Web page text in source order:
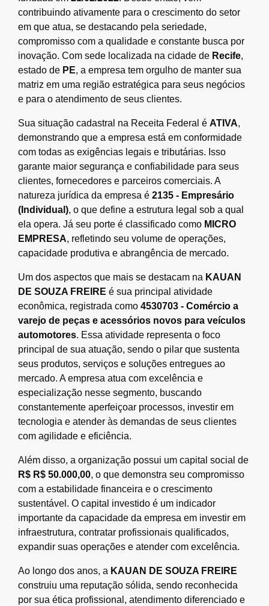
contribuindo ativamente para o crescimento do setor
em que atua, se destacando pela seriedade,
compromisso com a qualidade e constante busca por
inovação. Com sede localizada na cidade de Recife,
estado de PE, a empresa tem orgulho de manter sua
matriz em uma região estratégica para seus negócios
e para o atendimento de seus clientes.
Sua situação cadastral na Receita Federal é ATIVA,
demonstrando que a empresa está em conformidade
com todas as exigências legais e tributárias. Isso
garante maior segurança e confiabilidade para seus
clientes, fornecedores e parceiros comerciais. A
natureza jurídica da empresa é 2135 - Empresário
(Individual), o que define a estrutura legal sob a qual
ela opera. Já seu porte é classificado como MICRO
EMPRESA, refletindo seu volume de operações,
capacidade produtiva e abrangência de mercado.
Um dos aspectos que mais se destacam na KAUAN
DE SOUZA FREIRE é sua principal atividade
econômica, registrada como 4530703 - Comércio a
varejo de peças e acessórios novos para veículos
automotores. Essa atividade representa o foco
principal de sua atuação, sendo o pilar que sustenta
seus produtos, serviços e soluções entregues ao
mercado. A empresa atua com excelência e
especialização nesse segmento, buscando
constantemente aperfeiçoar processos, investir em
tecnologia e atender às demandas de seus clientes
com agilidade e eficiência.
Além disso, a organização possui um capital social de
R$ R$ 50.000,00, o que demonstra seu compromisso
com a estabilidade financeira e o crescimento
sustentável. O capital investido é um indicador
importante da capacidade da empresa em investir em
infraestrutura, contratar profissionais qualificados,
expandir suas operações e atender com excelência.
Ao longo dos anos, a KAUAN DE SOUZA FREIRE
construiu uma reputação sólida, sendo reconhecida
por sua ética profissional, atendimento diferenciado e